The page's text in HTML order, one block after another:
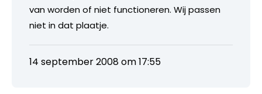
van worden of niet functioneren. Wij passen
niet in dat plaatje.
14 september 2008 om 17:55